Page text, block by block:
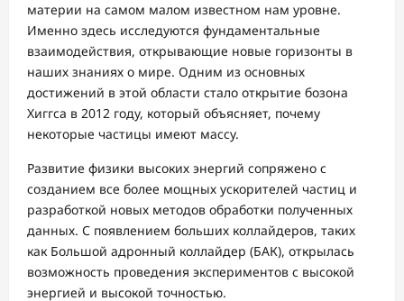
материи на самом малом известном нам уровне.
Именно здесь исследуются фундаментальные
взаимодействия, открывающие новые горизонты в
наших знаниях о мире. Одним из основных
достижений в этой области стало открытие бозона
Хиггса в 2012 году, который объясняет, почему
некоторые частицы имеют массу.
Развитие физики высоких энергий сопряжено с
созданием все более мощных ускорителей частиц и
разработкой новых методов обработки полученных
данных. С появлением больших коллайдеров, таких
как Большой адронный коллайдер (БАК), открылась
возможность проведения экспериментов с высокой
энергией и высокой точностью.